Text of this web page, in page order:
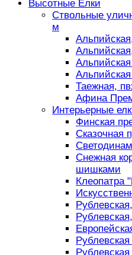
Высотные Елки
Ствольные
м
Таежная,
Афина
Интерьерные
Финская
Сказочная
Снежная
шишками
Клеопатра